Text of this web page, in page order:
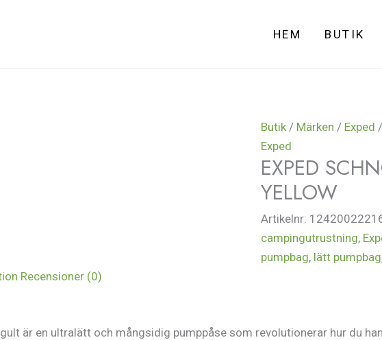
HEM BUTIK
Butik / Märken / Exped
Exped
EXPED
YELLOW
Artikelnr:
campingutrustning,
pumpbag, lätt pumpbag
Recensioner (0)
gult är en ultralätt och mångsidig pumppåse som revolutionerar hur du